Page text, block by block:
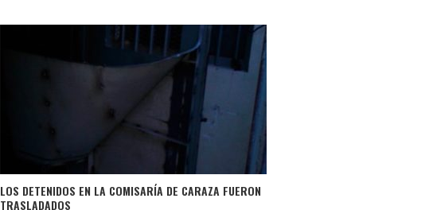
LOS DETENIDOS EN LA COMISARÍA DE CARAZA FUERON
TRASLADADOS